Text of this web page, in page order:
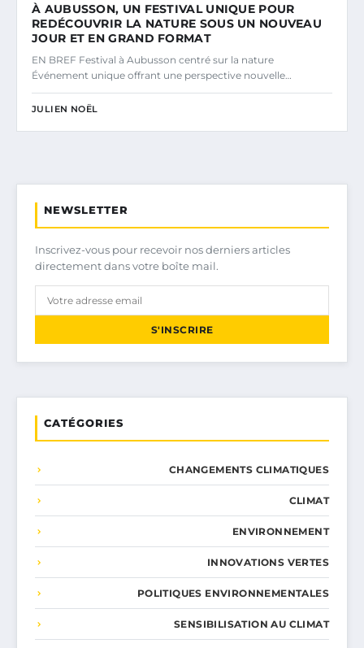
À AUBUSSON, UN FESTIVAL UNIQUE POUR
REDÉCOUVRIR LA NATURE SOUS UN NOUVEAU
JOUR ET EN GRAND FORMAT
EN BREF Festival à Aubusson centré sur la nature
Événement unique offrant une perspective nouvelle…
JULIEN NOËL
NEWSLETTER
Inscrivez-vous pour recevoir nos derniers articles
directement dans votre boîte mail.
S'INSCRIRE
CATÉGORIES
CHANGEMENTS CLIMATIQUES
CLIMAT
ENVIRONNEMENT
INNOVATIONS VERTES
POLITIQUES ENVIRONNEMENTALES
SENSIBILISATION AU CLIMAT